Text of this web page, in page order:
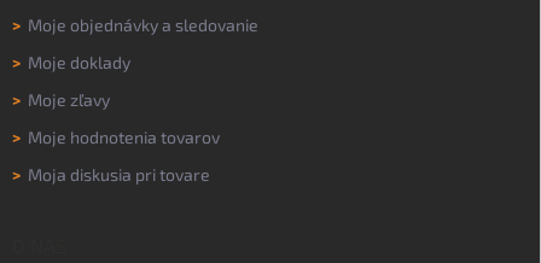
> Moje objednávky a sledovanie
> Moje doklady
> Moje zľavy
> Moje hodnotenia tovarov
> Moja diskusia pri tovare